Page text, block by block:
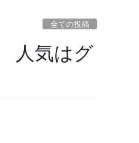
全ての投稿
人気はグ